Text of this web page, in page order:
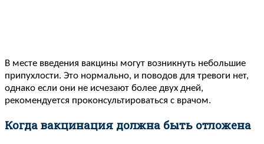
В месте введения вакцины могут возникнуть небольшие
припухлости. Это нормально, и поводов для тревоги нет,
однако если они не исчезают более двух дней,
рекомендуется проконсультироваться с врачом.
Когда вакцинация должна быть отложена